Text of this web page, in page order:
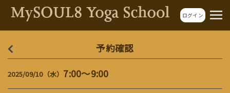
ログイン
予約確認
2025/09/10（水） 7:00～9:00